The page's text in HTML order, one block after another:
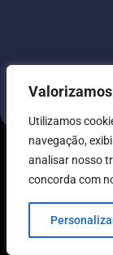
Utilizamos
navegação,
analisar nosso
concorda com
© Immi